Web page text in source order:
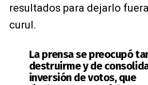
resultados para dejarlo
curul.
La prensa se preocupó
destruirme y de
inversión de votos, que